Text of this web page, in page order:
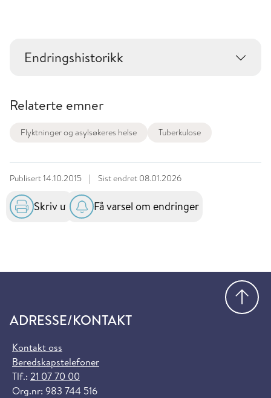
Endringshistorikk
Relaterte emner
Flyktninger og asylsøkeres helse Tuberkulose
Publisert14.10.2015 | Sist endret 08.01.2026
Skriv ut Få varsel om endringer
ADRESSE/KONTAKT
Kontakt oss
Beredskapstelefoner
Tlf.: 21 07 70 00
Org.nr: 983 744 516